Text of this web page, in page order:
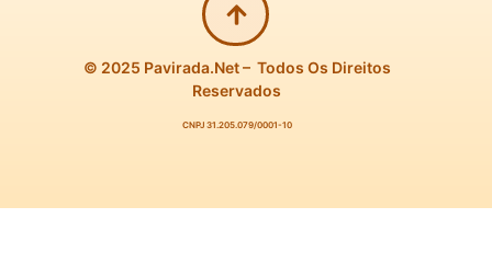
© 2025 Pavirada.net – Todos Os Direitos
Reservados
CNPJ 31.205.079/0001-10